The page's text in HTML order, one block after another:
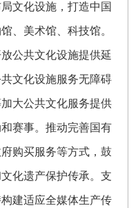
文化设施，打造中国
、美术馆、科技馆。
公共文化设施提供延
文化设施服务无障碍
大公共文化服务提供
赛事。推动完善国有
购买服务等方式，鼓
化遗产保护传承。支
建适应全媒体生产传